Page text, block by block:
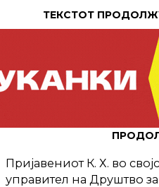
ТЕКСТОТ
Пријавениот К. Х. во
управител на Друштво